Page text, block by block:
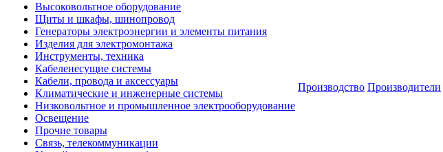
Высоковольтное оборудование
Щиты и шкафы, шинопровод
Генераторы электроэнергии и элементы питания
Изделия для электромонтажа
Инструменты, техника
Кабеленесущие системы
Кабели, провода и аксессуары
Климатические и инженерные системы
Низковольтное и промышленное электрооборудование
Освещение
Прочие товары
Связь, телекоммуникации
Производство Производители